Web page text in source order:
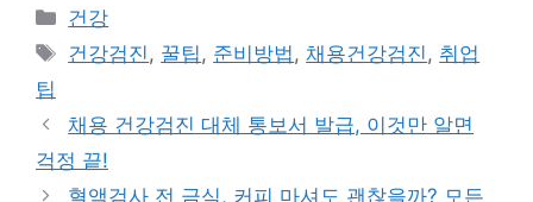
카
테
건강
태
건강검진, 꿀팁, 준비방법,채용건강검진, 취업
팁
채용 건강검진 대체 통보서 발급, 이것만 알면
걱정 끝!
혈액검사 전 금식, 커피 마셔도 괜찮을까? 모든